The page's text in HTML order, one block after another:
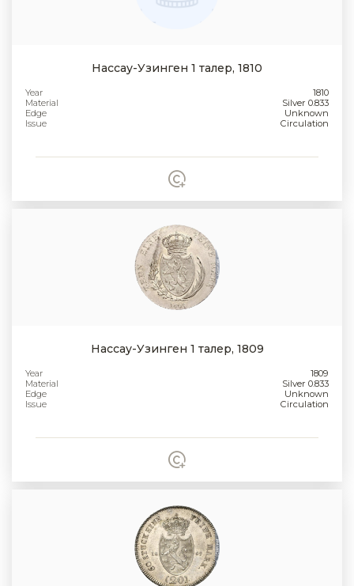
Нассау-Узинген 1 талер, 1810
Year
1810
Material
Silver 0.833
Edge
Unknown
Issue
Circulation
Нассау-Узинген 1 талер, 1809
Year
1809
Material
Silver 0.833
Edge
Unknown
Issue
Circulation